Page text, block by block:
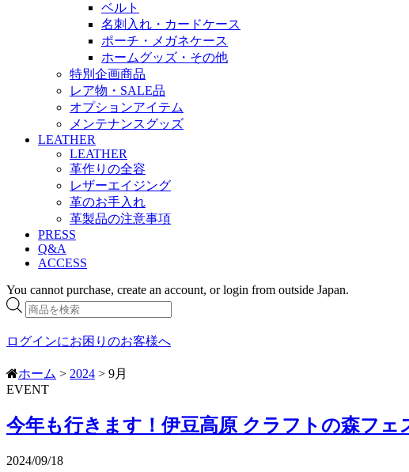
ベルト
名刺入れ・カードケース
ポーチ・メガネケース
ホームグッズ・その他
特別企画商品
レア物・SALE品
オプションアイテム
メンテナンスグッズ
LEATHER
LEATHER
革作りの全容
レザーエイジング
革のお手入れ
革製品の注意事項
PRESS
Q&A
ACCESS
You cannot purchase, create an account, or login from outside Japan.
商
品
検
ログインにお困りのお客様へ
ホーム > 2024 > 9月
EVENT
今年も行きます！伊豆高原 クラフトの森フェ
2024/09/18